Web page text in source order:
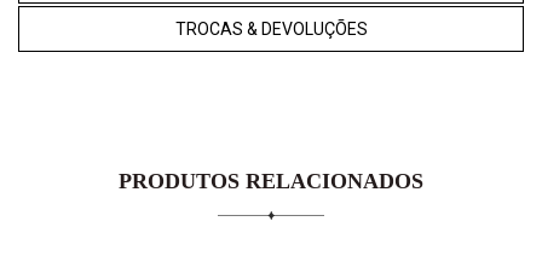
TROCAS & DEVOLUÇÕES
PRODUTOS RELACIONADOS